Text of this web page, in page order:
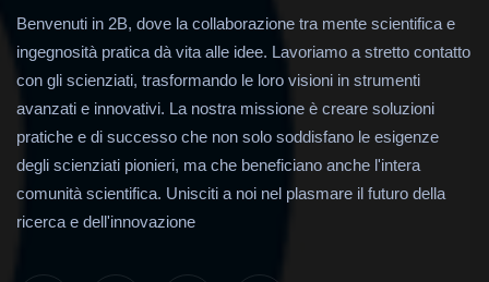
Benvenuti in 2B, dove la collaborazione tra mente scientifica e
ingegnosità pratica dà vita alle idee. Lavoriamo a stretto contatto
con gli scienziati, trasformando le loro visioni in strumenti
avanzati e innovativi. La nostra missione è creare soluzioni
pratiche e di successo che non solo soddisfano le esigenze
degli scienziati pionieri, ma che beneficiano anche l'intera
comunità scientifica. Unisciti a noi nel plasmare il futuro della
ricerca e dell'innovazione